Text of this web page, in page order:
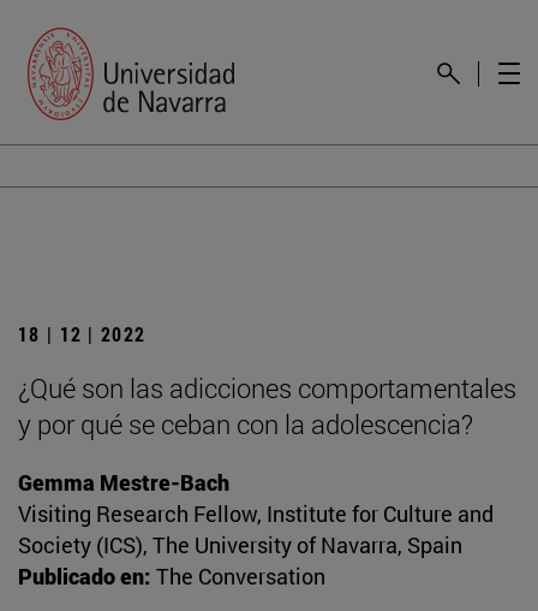
18 | 12 | 2022
¿Qué son las adicciones comportamentales
y por qué se ceban con la adolescencia?
Gemma Mestre-Bach
Visiting Research Fellow, Institute for Culture and
Society (ICS), The University of Navarra, Spain
Publicado en: The Conversation